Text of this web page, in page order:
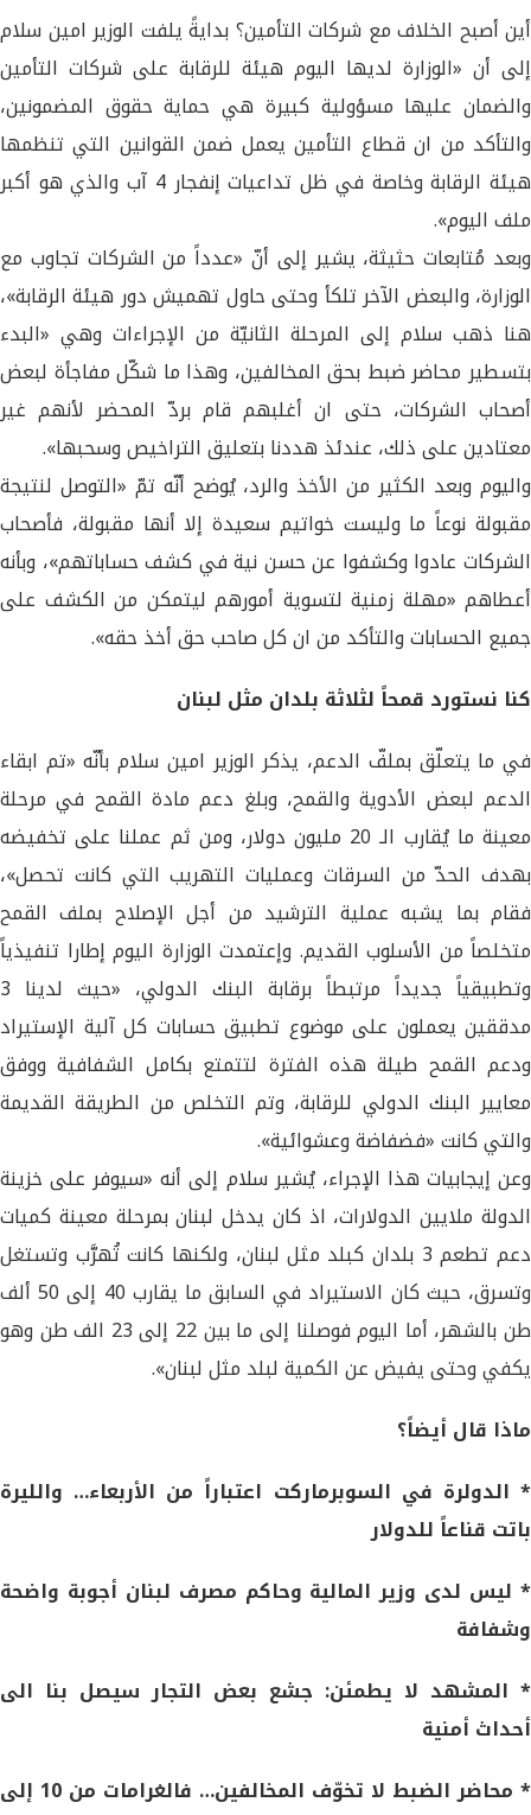
أين أصبح الخلاف مع شركات التأمين؟ بدايةً يلفت الوزير امين سلام
إلى أن «الوزارة لديها اليوم هيئة للرقابة على شركات التأمين
والضمان عليها مسؤولية كبيرة هي حماية حقوق المضمونين،
والتأكد من ان قطاع التأمين يعمل ضمن القوانين التي تنظمها
هيئة الرقابة وخاصة في ظل تداعيات إنفجار 4 آب والذي هو أكبر
ملف اليوم».
وبعد مُتابعات حثيثة، يشير إلى أنّ «عدداً من الشركات تجاوب مع
الوزارة، والبعض الآخر تلكأ وحتى حاول تهميش دور هيئة الرقابة»،
هنا ذهب سلام إلى المرحلة الثانيّة من الإجراءات وهي «البدء
بتسطير محاضر ضبط بحق المخالفين، وهذا ما شكّل مفاجأة لبعض
أصحاب الشركات، حتى ان أغلبهم قام بردّ المحضر لأنهم غير
معتادين على ذلك، عندئذ هددنا بتعليق التراخيص وسحبها».
واليوم وبعد الكثير من الأخذ والرد، يُوضح أنّه تمّ «التوصل لنتيجة
مقبولة نوعاً ما وليست خواتيم سعيدة إلا أنها مقبولة، فأصحاب
الشركات عادوا وكشفوا عن حسن نية في كشف حساباتهم»، وبأنه
أعطاهم «مهلة زمنية لتسوية أمورهم ليتمكن من الكشف على
جميع الحسابات والتأكد من ان كل صاحب حق أخذ حقه».
كنا نستورد قمحاً لثلاثة بلدان مثل لبنان
في ما يتعلّق بملفّ الدعم، يذكر الوزير امين سلام بأنّه «تم ابقاء
الدعم لبعض الأدوية والقمح، وبلغ دعم مادة القمح في مرحلة
معينة ما يُقارب الـ 20 مليون دولار، ومن ثم عملنا على تخفيضه
بهدف الحدّ من السرقات وعمليات التهريب التي كانت تحصل»،
فقام بما يشبه عملية الترشيد من أجل الإصلاح بملف القمح
متخلصاً من الأسلوب القديم. وإعتمدت الوزارة اليوم إطارا تنفيذياً
وتطبيقياً جديداً مرتبطاً برقابة البنك الدولي، «حيث لدينا 3
مدققين يعملون على موضوع تطبيق حسابات كل آلية الإستيراد
ودعم القمح طيلة هذه الفترة لتتمتع بكامل الشفافية ووفق
معايير البنك الدولي للرقابة، وتم التخلص من الطريقة القديمة
والتي كانت «فضفاضة وعشوائية».
وعن إيجابيات هذا الإجراء، يُشير سلام إلى أنه «سيوفر على خزينة
الدولة ملايين الدولارات، اذ كان يدخل لبنان بمرحلة معينة كميات
دعم تطعم 3 بلدان كبلد مثل لبنان، ولكنها كانت تُهرَّب وتستغل
وتسرق، حيث كان الاستيراد في السابق ما يقارب 40 إلى 50 ألف
طن بالشهر، أما اليوم فوصلنا إلى ما بين 22 إلى 23 الف طن وهو
يكفي وحتى يفيض عن الكمية لبلد مثل لبنان».
ماذا قال أيضاً؟
* الدولرة في السوبرماركت اعتباراً من الأربعاء… والليرة
باتت قناعاً للدولار
* ليس لدى وزير المالية وحاكم مصرف لبنان أجوبة واضحة
وشفافة
* المشهد لا يطمئن: جشع بعض التجار سيصل بنا الى
أحداث أمنية
* محاضر الضبط لا تخوّف المخالفين… فالغرامات من 10 إلى